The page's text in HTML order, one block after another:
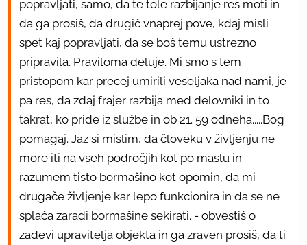
popravljati, samo, da te tole razbijanje res moti in
da ga prosiš, da drugič vnaprej pove, kdaj misli
spet kaj popravljati, da se boš temu ustrezno
pripravila. Praviloma deluje. Mi smo s tem
pristopom kar precej umirili veseljaka nad nami, je
pa res, da zdaj frajer razbija med delovniki in to
takrat, ko pride iz službe in ob 21. 59 odneha.....Bog
pomagaj. Jaz si mislim, da človeku v življenju ne
more iti na vseh področjih kot po maslu in
razumem tisto bormašino kot opomin, da mi
drugače življenje kar lepo funkcionira in da se ne
splača zaradi bormašine sekirati. - obvestiš o
zadevi upravitelja objekta in ga zraven prosiš, da ti